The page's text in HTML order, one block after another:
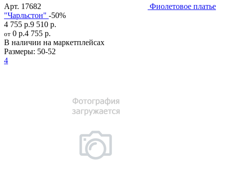
Арт. 17682
Фиолетовое платье
"Чарльстон" -50%
4 755 р.9 510 р.
от 0 р.4 755 р.
В наличии на маркетплейсах
Размеры: 50-52
4